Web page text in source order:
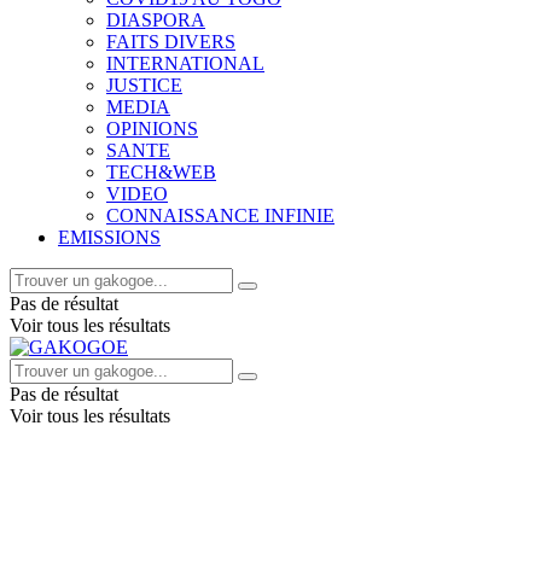
DIASPORA
FAITS DIVERS
INTERNATIONAL
JUSTICE
MEDIA
OPINIONS
SANTE
TECH&WEB
VIDEO
CONNAISSANCE INFINIE
EMISSIONS
Pas de résultat
Voir tous les résultats
Pas de résultat
Voir tous les résultats